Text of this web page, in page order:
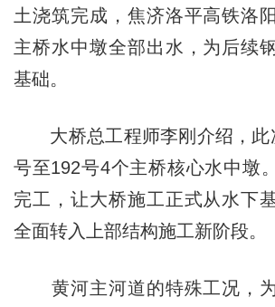
土浇筑完成，焦济洛平高铁洛
主桥水中墩全部出水，为后续
基础。
大桥总工程师李刚介绍，此
号至192号4个主桥核心水中墩
完工，让大桥施工正式从水下
全面转入上部结构施工新阶段。
黄河主河道的特殊工况，为